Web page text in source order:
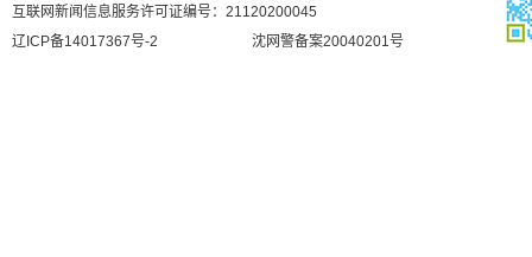
互联网新闻信息服务许可证编号：21120200045
辽ICP备14017367号-2
沈网警备案20040201号